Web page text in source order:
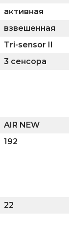
активная
взвешенная
Tri-sensor II
3 сенсора
AIR NEW
192
22